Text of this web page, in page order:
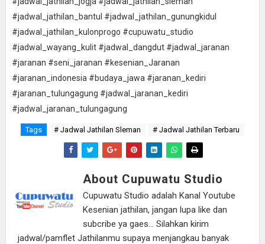
#jadwal_jathilan_bantul #jadwal_jathilan_gunungkidul
#jadwal_jathilan_kulonprogo #cupuwatu_studio
#jadwal_wayang_kulit #jadwal_dangdut #jadwal_jaranan
#jaranan #seni_jaranan #kesenian_Jaranan
#jaranan_indonesia #budaya_jawa #jaranan_kediri
#jaranan_tulungagung #jadwal_jaranan_kediri
#jadwal_jaranan_tulungagung
Tags # Jadwal Jathilan Sleman # Jadwal Jathilan Terbaru
About Cupuwatu Studio
Cupuwatu Studio adalah Kanal Youtube
Kesenian jathilan, jangan lupa like dan
subcribe ya gaes... Silahkan kirim
jadwal/pamflet Jathilanmu supaya menjangkau banyak